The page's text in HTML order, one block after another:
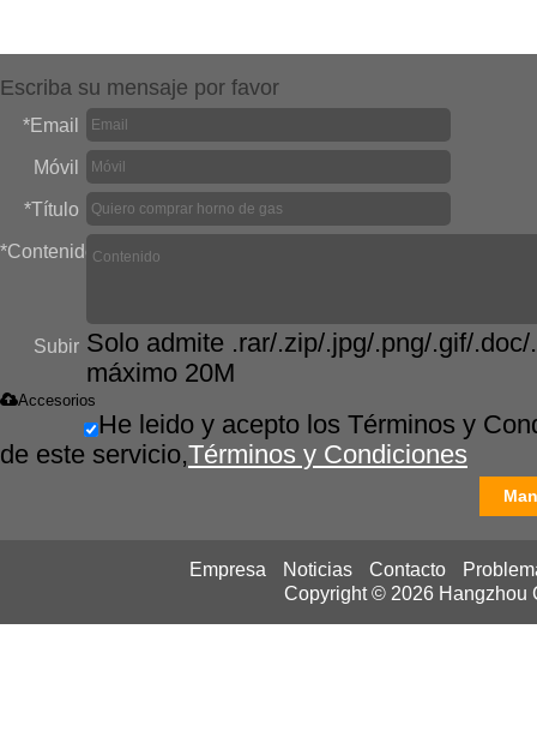
Escriba su mensaje por favor
*Email
Móvil
*Título
*Contenido
Subir Solo admite .rar/.zip/.jpg/.png/.gif/
máximo 20M
Accesorios
He leido y acepto los Términos y
de este servicio,Términos y Condiciones
Empresa Noticias Contacto
Copyright © 2026 Hangzhou